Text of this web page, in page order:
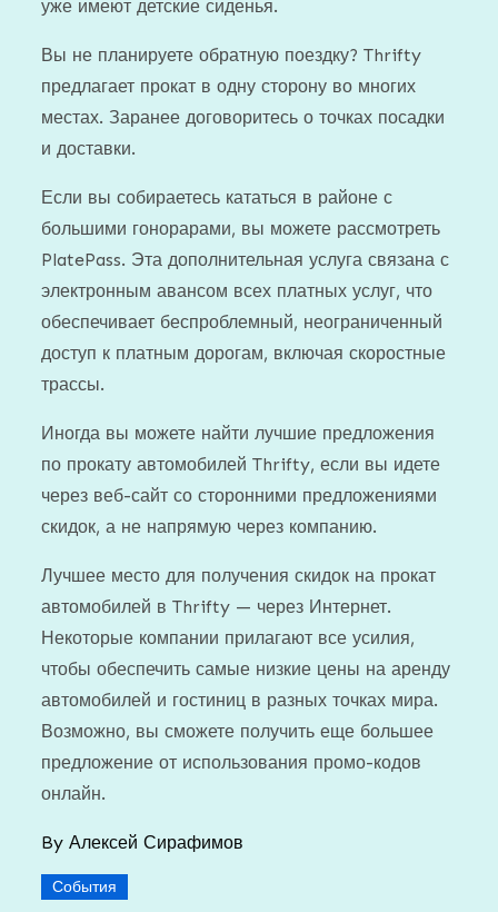
уже имеют детские сиденья.
Вы не планируете обратную поездку? Thrifty
предлагает прокат в одну сторону во многих
местах. Заранее договоритесь о точках посадки
и доставки.
Если вы собираетесь кататься в районе с
большими гонорарами, вы можете рассмотреть
PlatePass. Эта дополнительная услуга связана с
электронным авансом всех платных услуг, что
обеспечивает беспроблемный, неограниченный
доступ к платным дорогам, включая скоростные
трассы.
Иногда вы можете найти лучшие предложения
по прокату автомобилей Thrifty, если вы идете
через веб-сайт со сторонними предложениями
скидок, а не напрямую через компанию.
Лучшее место для получения скидок на прокат
автомобилей в Thrifty — через Интернет.
Некоторые компании прилагают все усилия,
чтобы обеспечить самые низкие цены на аренду
автомобилей и гостиниц в разных точках мира.
Возможно, вы сможете получить еще большее
предложение от использования промо-кодов
онлайн.
ByАлексей Сирафимов
События